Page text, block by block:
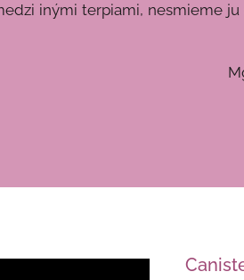
inými terpiami, nesmieme ju